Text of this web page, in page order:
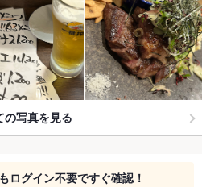
の写真を見る
ログイン不要ですぐ確認！